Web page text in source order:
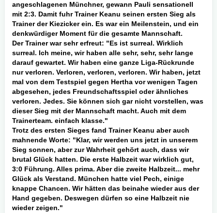
angeschlagenen Münchner, gewann Pauli sensationell
mit 2:3. Damit fuhr Trainer Keanu seinen ersten Sieg als
Trainer der Kiezicker ein. Es war ein Meilenstein, und ein
denkwürdiger Moment für die gesamte Mannschaft.
Der Trainer war sehr erfreut: "Es ist surreal. Wirklich
surreal. Ich meine, wir haben alle sehr, sehr, sehr lange
darauf gewartet. Wir haben eine ganze Liga-Rückrunde
nur verloren. Verloren, verloren, verloren. Wir haben, jetzt
mal von dem Testspiel gegen Hertha vor wenigen Tagen
abgesehen, jedes Freundschaftsspiel oder ähnliches
verloren. Jedes. Sie können sich gar nicht vorstellen, was
dieser Sieg mit der Mannschaft macht. Auch mit dem
Trainerteam. einfach klasse."
Trotz des ersten Sieges fand Trainer Keanu aber auch
mahnende Worte: "Klar, wir werden uns jetzt in unserem
Sieg sonnen, aber zur Wahrheit gehört auch, dass wir
brutal Glück hatten. Die erste Halbzeit war wirklich gut,
3:0 Führung. Alles prima. Aber die zweite Halbzeit... mehr
Glück als Verstand. München hatte viel Pech, einige
knappe Chancen. Wir hätten das beinahe wieder aus der
Hand gegeben. Deswegen dürfen so eine Halbzeit nie
wieder zeigen."